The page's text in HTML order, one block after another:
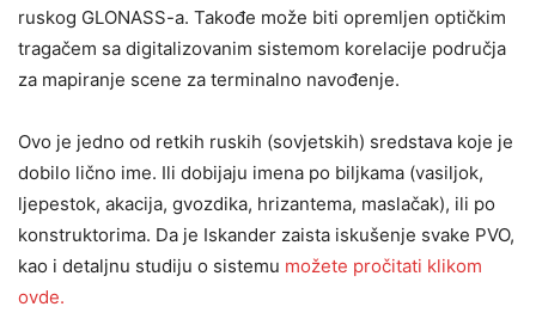
ruskog GLONASS-a. Takođe može biti opremljen optičkim
tragačem sa digitalizovanim sistemom korelacije područja
za mapiranje scene za terminalno navođenje.
Ovo je jedno od retkih ruskih (sovjetskih) sredstava koje je
dobilo lično ime. Ili dobijaju imena po biljkama (vasiljok,
ljepestok, akacija, gvozdika, hrizantema, maslačak), ili po
konstruktorima. Da je Iskander zaista iskušenje svake PVO,
kao i detaljnu studiju o sistemu možete pročitati klikom
ovde.